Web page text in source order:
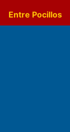
Entre Pocillos